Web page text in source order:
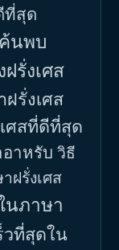
ที่สุด
ค้นพบ
รั่งเศส
รั่งเศส
ศสที่ดีที่สุด
าหรับ วิธี
ฝรั่งเศส
นภาษา
วที่สุดใน